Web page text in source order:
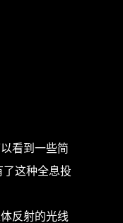
看到一些简
这种全息投
反射的光线